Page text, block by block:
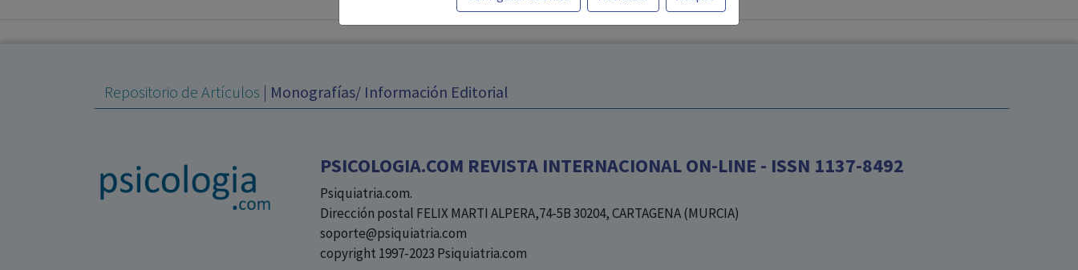
profesional. La información técnica de los fármacos se facilita
a título meramente informativo, siendo responsabilidad de
a las necesidades del paciente.
Repositorio de Artículos | Monografías/ Información Editorial
PSICOLOGIA.COM REVISTA INTERNACIONAL ON-LINE - ISSN 1137-8492
Psiquiatria.com.
Dirección postal FELIX MARTI ALPERA,74-5B 30204, CARTAGENA (MURCIA)
soporte@psiquiatria.com
copyright 1997-2023 Psiquiatria.com